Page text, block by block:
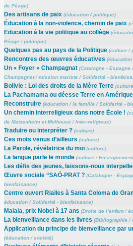
de Péage)
Des artisans de paix (éducation/politique)
Éducation à la non-violence, chemin de paix (
Education à la vie politique au collège (
Péage/politique)
Quelques pas au pays de la Politique (culture/
Rencontres des œuvres éducatives (éducation
Un « Foyer » Champagnat (Catalogne - Espagne
Champagnat/mission mariste/Solidarité -
Bolivie : Loi des droits de la Mère Terre (culture
La Pachamama ou déesse Terre en Amérique
Reconstruire (éducation/la famille/Solidarité -
Un chemin interreligieux dans notre École ! (
de Matzenheim et Mulhouse/Inter-religieux)
Traduire ou interpréter ? (culture)
Ces mots venus d’ailleurs (culture)
La Parole, révélatrice du moi (culture)
La langue parle le monde (culture/Enseignement
Les défis des jeunes, laissons-nous
Œuvre sociale “SAÓ-PRAT ? (Catalogne -
bienfaisance)
Centre ouvert Rialles à Santa Coloma de
éducation/Solidarité - bienfaisance)
Malala, prix Nobel à 17 ans (Droits de l’enfant/
La bienveillance dans les livres (Bibliographie/
Application du principe de bienveillance par
(éducation/société)